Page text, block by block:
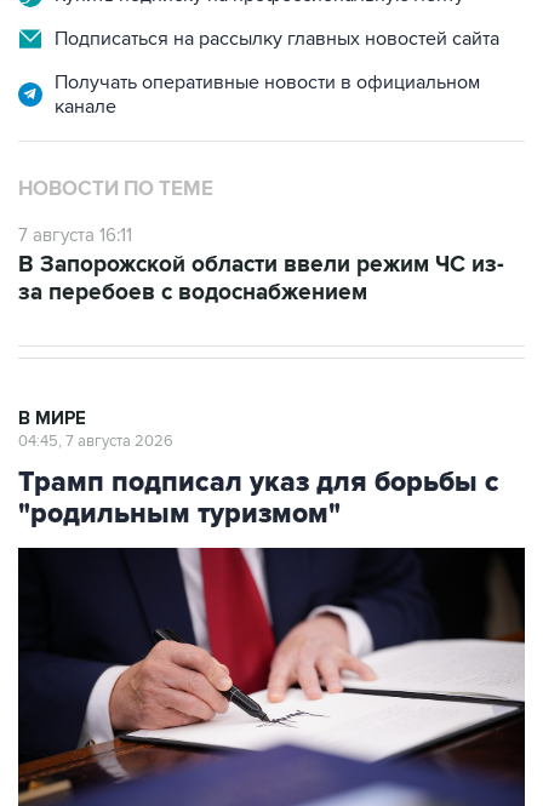
Получать оперативные новости в официальном
НОВОСТИ ПО ТЕМЕ
7 августа 16:11
за перебоев с водоснабжением
Трамп подписал указ для борьбы с
"родильным туризмом"
Фото: Andrew Harnik/Getty Images